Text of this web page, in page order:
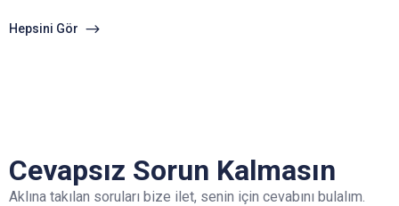
Hepsini Gör
Cevapsız Sorun Kalmasın
Aklına takılan soruları bize ilet, senin için cevabını bulalım.